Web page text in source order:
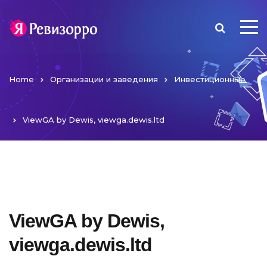
Home Организации и заведения Инвестиционные
ViewGA by Dewis, viewga.dewis.ltd
ViewGA by Dewis,
viewga.dewis.ltd